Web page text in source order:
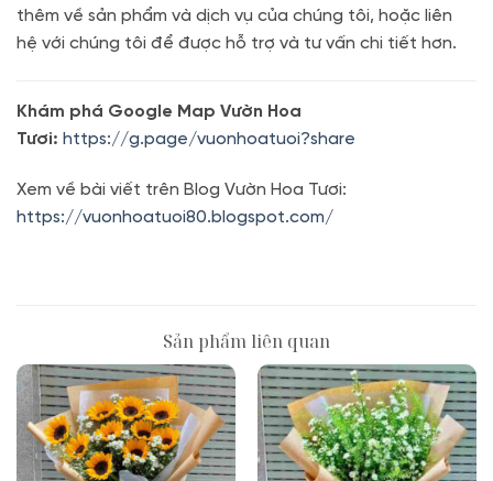
thêm về sản phẩm và dịch vụ của chúng tôi, hoặc liên
hệ với chúng tôi để được hỗ trợ và tư vấn chi tiết hơn.
Khám phá Google Map Vườn Hoa
Tươi: https://g.page/vuonhoatuoi?share
Xem về bài viết trên Blog Vườn Hoa Tươi:
https://vuonhoatuoi80.blogspot.com/
Sản phẩm liên quan